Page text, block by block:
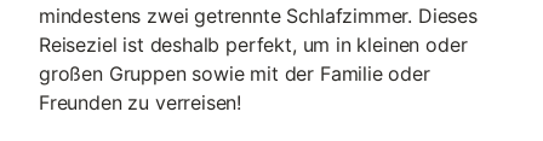
mindestens zwei getrennte Schlafzimmer. Dieses
Reiseziel ist deshalb perfekt, um in kleinen oder
großen Gruppen sowie mit der Familie oder
Freunden zu verreisen!